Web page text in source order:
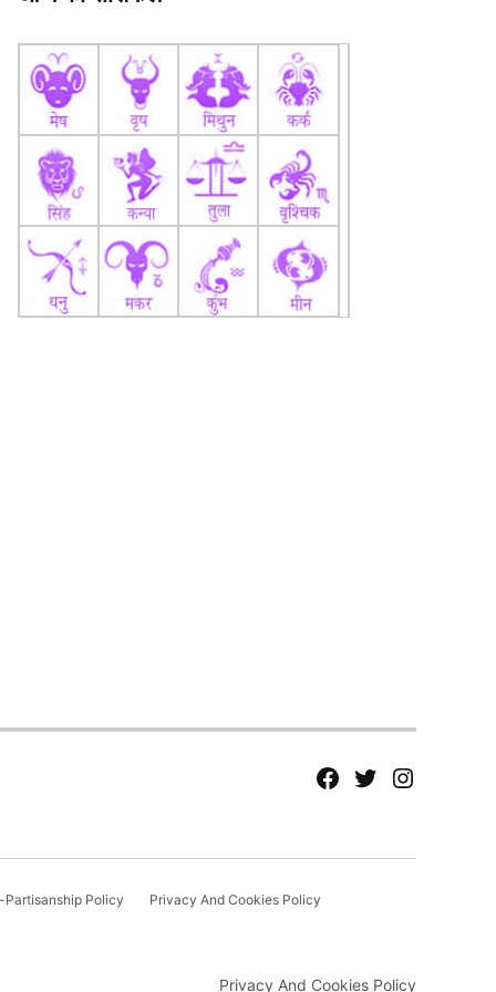
fb Tw tw
Partisanship Policy Privacy And Cookies Policy
Privacy And Cookies Policy